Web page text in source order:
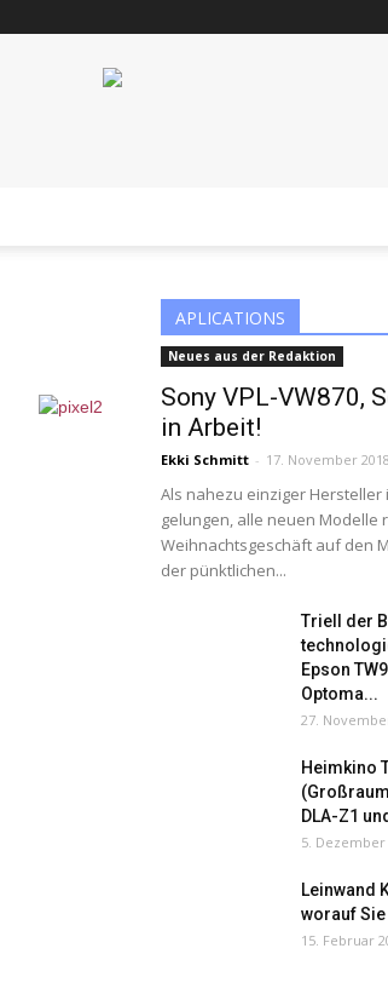
APLICATIONS
Neues aus der Redaktion
Sony VPL-VW870,
in Arbeit!
Ekki Schmitt - 17. November 2018
Als nahezu einziger Hersteller
gelungen, alle neuen Modelle
Weihnachtsgeschäft auf den
der pünktlichen...
Triell der
Epson
Optoma...
27.
Heimkino
DLA-Z1
5. Dezember
Leinwand
worauf
15. Februar